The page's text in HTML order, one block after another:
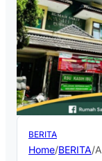
BERITA
Home/BERITA/